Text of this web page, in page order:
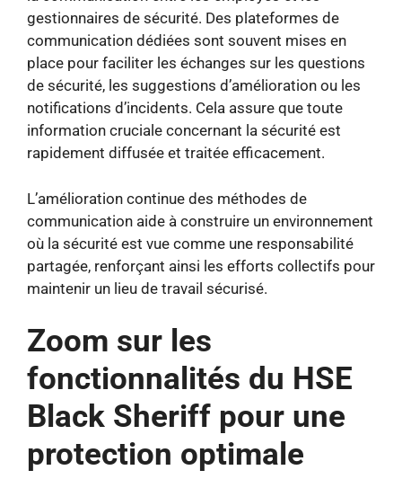
gestionnaires de sécurité. Des plateformes de
communication dédiées sont souvent mises en
place pour faciliter les échanges sur les questions
de sécurité, les suggestions d’amélioration ou les
notifications d’incidents. Cela assure que toute
information cruciale concernant la sécurité est
rapidement diffusée et traitée efficacement.
L’amélioration continue des méthodes de
communication aide à construire un environnement
où la sécurité est vue comme une responsabilité
partagée, renforçant ainsi les efforts collectifs pour
maintenir un lieu de travail sécurisé.
Zoom sur les
fonctionnalités du HSE
Black Sheriff pour une
protection optimale